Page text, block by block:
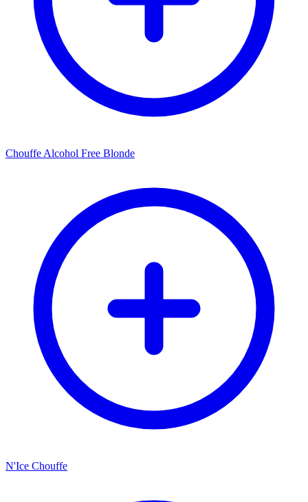
Chouffe Alcohol Free Blonde
N'Ice Chouffe